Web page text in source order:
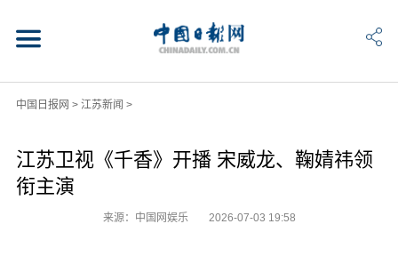
中国日报网 > 江苏新闻 >
江苏卫视《千香》开播 宋威龙、鞠婧祎领
衔主演
来源：中国网娱乐 2026-07-03 19:58